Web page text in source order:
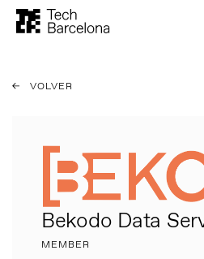
VOLVER
Bekodo Data
MEMBER